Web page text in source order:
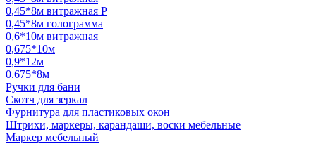
0,45*8м витражная Р
0,45*8м голограмма
0,6*10м витражная
0,675*10м
0,9*12м
0.675*8м
Ручки для бани
Скотч для зеркал
Фурнитура для пластиковых окон
Штрихи, маркеры, карандаши, воски мебельные
Маркер мебельный